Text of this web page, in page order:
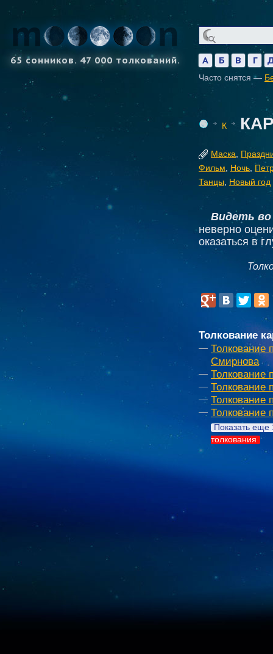
65 сонников. 47 000 толкований. А Б В Г
Часто снятся —
К
Маска
Фильм
Ночь
Танцы
Новый год
Видеть во
неверно
оказаться в
Толкование
Толкование
Смирнова
Толкование
Толкование
Толкование
Толкование
Показать еще
толкования